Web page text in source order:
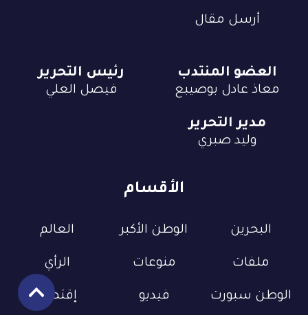
أرسل مقال
الأقسام
البحرين الوطن الأكبر العالم
ملفات منوعات الرأي
الوطن سبورت فيديو إقتصاد
العضو المنتدب
معاذ عادل بوصيبع
رئيس التحرير
فيصل العلي
مدير التحرير
وليد صبري